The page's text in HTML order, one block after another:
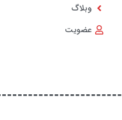
وبلاگ
عضویت